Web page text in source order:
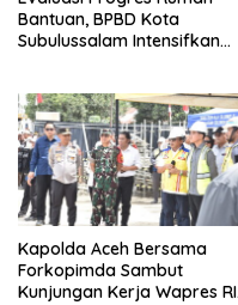
Bantuan, BPBD Kota
Subulussalam Intensifkan
Kapolda Aceh Bersama
Forkopimda Sambut
Kunjungan Kerja Wapres RI